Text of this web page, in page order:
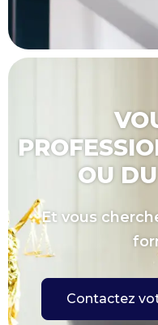
OU
Et vous
Contactez